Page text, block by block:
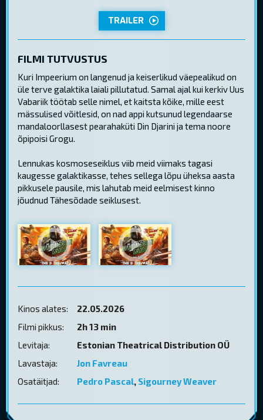
TRAILER
FILMI TUTVUSTUS
Kuri Impeerium on langenud ja keiserlikud väepealikud on
üle terve galaktika laiali pillutatud. Samal ajal kui kerkiv Uus
Vabariik töötab selle nimel, et kaitsta kõike, mille eest
mässulised võitlesid, on nad appi kutsunud legendaarse
mandaloorllasest pearahaküti Din Djarini ja tema noore
õpipoisi Grogu.
Lennukas kosmoseseiklus viib meid viimaks tagasi
kaugesse galaktikasse, tehes sellega lõpu üheksa aasta
pikkusele pausile, mis lahutab meid eelmisest kinno
jõudnud Tähesõdade seiklusest.
Kinos alates:
22.05.2026
Filmi pikkus:
2h 13 min
Levitaja:
Estonian Theatrical Distribution OÜ
Lavastaja:
Jon Favreau
Osatäitjad:
Pedro Pascal, Sigourney Weaver